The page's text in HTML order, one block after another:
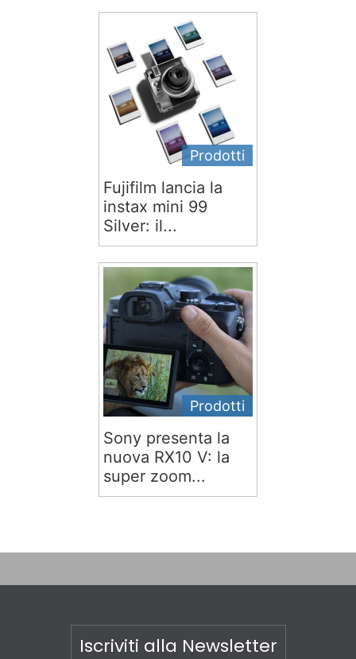
Prodotti
Fujifilm lancia la
instax mini 99
Silver: il...
Prodotti
Sony presenta la
nuova RX10 V: la
super zoom...
Iscriviti alla Newsletter